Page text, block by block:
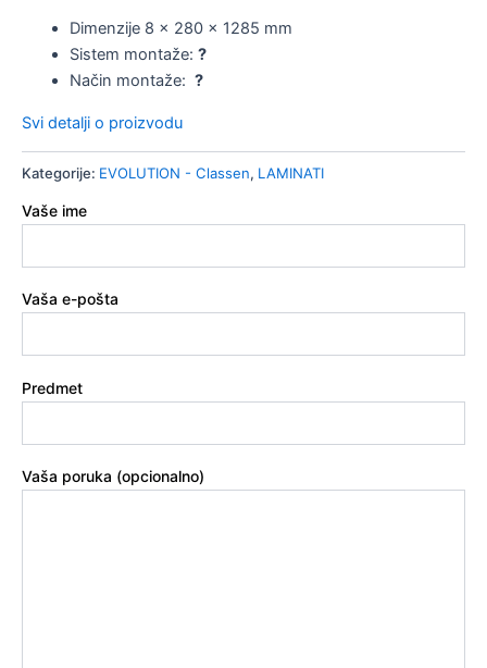
Dimenzije 8 x 280 x 1285 mm
Sistem montaže: ?
Način montaže: ?
Svi detalji o proizvodu
Kategorije: EVOLUTION - Classen, LAMINATI
Vaše ime
Vaša e-pošta
Predmet
Vaša poruka (opcionalno)